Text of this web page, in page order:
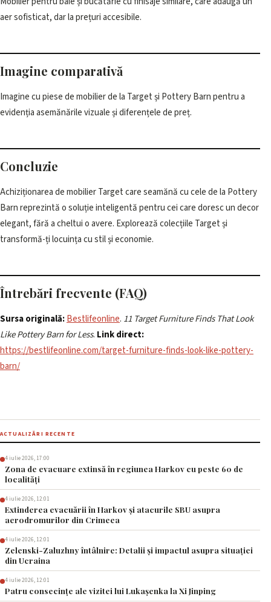
aer sofisticat, dar la prețuri accesibile.
Imagine comparativă
Imagine cu piese de mobilier de la Target și Pottery Barn pentru a
evidenția asemănările vizuale și diferențele de preț.
Concluzie
Achiziționarea de mobilier Target care seamănă cu cele de la Pottery
Barn reprezintă o soluție inteligentă pentru cei care doresc un decor
elegant, fără a cheltui o avere. Explorează colecțiile Target și
transformă-ți locuința cu stil și economie.
Întrebări frecvente (FAQ)
Sursa originală:Bestlifeonline. 11 Target Furniture Finds That Look
Like Pottery Barn for Less. Link direct:
https://bestlifeonline.com/target-furniture-finds-look-like-pottery-
barn/
ACTUALIZĂRI RECENTE
4 iulie 2026, 17:00
Zona de evacuare extinsă în regiunea Harkov cu peste 60 de
localități
4 iulie 2026, 12:01
Extinderea evacuării în Harkov și atacurile SBU asupra
aerodromurilor din Crimeea
4 iulie 2026, 12:01
Zelenski-Zaluzhny întâlnire: Detalii și impactul asupra situației
din Ucraina
4 iulie 2026, 12:01
Patru consecințe ale vizitei lui Lukașenka la Xi Jinping